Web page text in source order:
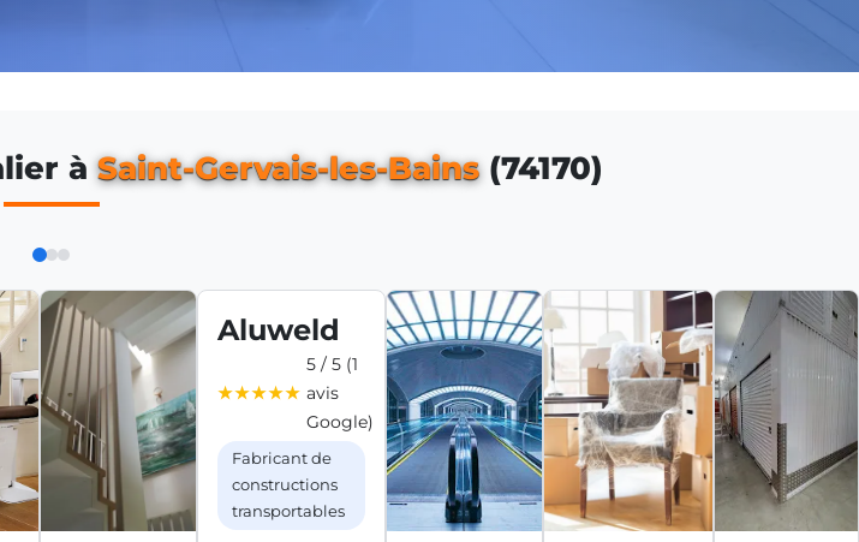
àSaint-Gervais-les-Bains(74170)
Aluweld
5 / 5 (1
avis
Google)
Fabricant de
constructions
transportables